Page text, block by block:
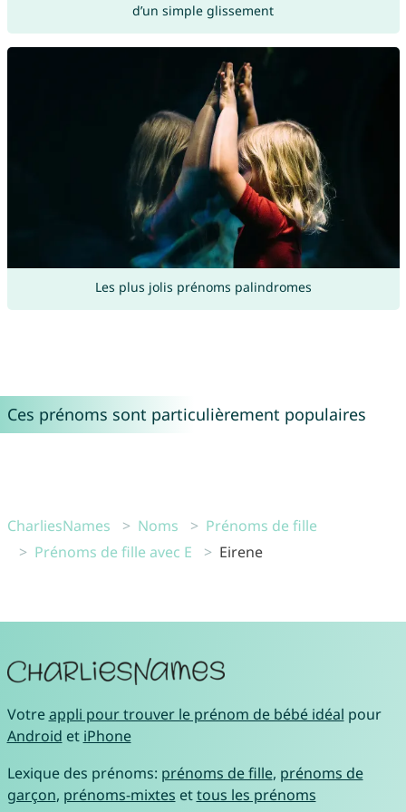
d’un simple glissement
Les plus jolis prénoms palindromes
Ces prénoms sont particulièrement populaires
CharliesNames Noms
Prénoms de fille
Prénoms de fille avec E
Eirene
Votreappli pour trouver le prénom de bébé idéal pour
Android et iPhone
Lexique des prénoms: prénoms de fille, prénoms de
garçon, prénoms-mixtes ettous les prénoms